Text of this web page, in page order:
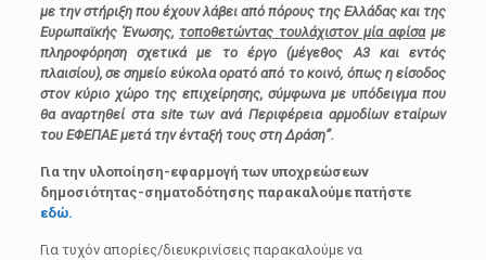
με την στήριξη που έχουν λάβει από πόρους της Ελλάδας και της
Ευρωπαϊκής Ένωσης, τοποθετώντας τουλάχιστον μία αφίσα με
πληροφόρηση σχετικά με το έργο (μέγεθος Α3 και εντός
πλαισίου), σε σημείο εύκολα ορατό από το κοινό, όπως η είσοδος
στον κύριο χώρο της επιχείρησης, σύμφωνα με υπόδειγμα που
θα αναρτηθεί στα site των ανά Περιφέρεια αρμοδίων εταίρων
του ΕΦΕΠΑΕ μετά την ένταξή τους στη Δράση”.
Για την υλοποίηση-εφαρμογή των υποχρεώσεων
δημοσιότητας-σηματοδότησης παρακαλούμε πατήστε
εδώ.
Για τυχόν απορίες/διευκρινίσεις παρακαλούμε να